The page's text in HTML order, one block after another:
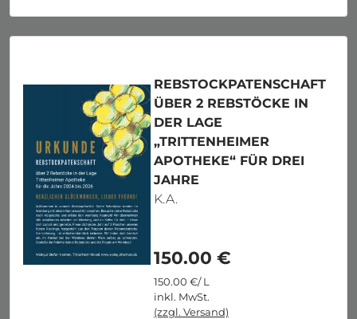
REBSTOCKPATENSCHAFT
ÜBER 2 REBSTÖCKE IN
DER LAGE
„TRITTENHEIMER
APOTHEKE“ FÜR DREI
JAHRE
K.A.
150.00 €
150.00 €/ L
inkl. MwSt.
(zzgl. Versand)